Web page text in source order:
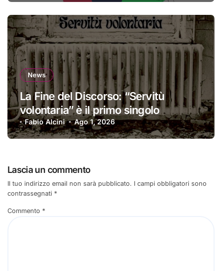
News
La Fine del Discorso: “Servitù
volontaria” è il primo singolo
Fabio Alcini Ago 1, 2026
Lascia un commento
Il tuo indirizzo email non sarà pubblicato. I campi obbligatori sono
contrassegnati *
Commento *